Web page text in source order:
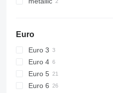
Euro
Euro 3
Euro 4
Euro 5
Euro 6